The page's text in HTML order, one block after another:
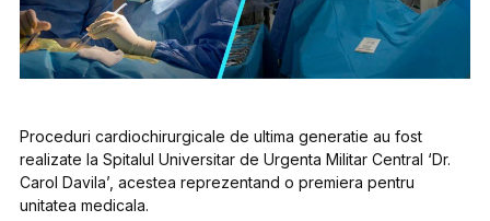
Proceduri cardiochirurgicale de ultima generatie au fost
realizate la Spitalul Universitar de Urgenta Militar Central ‘Dr.
Carol Davila’, acestea reprezentand o premiera pentru
unitatea medicala.